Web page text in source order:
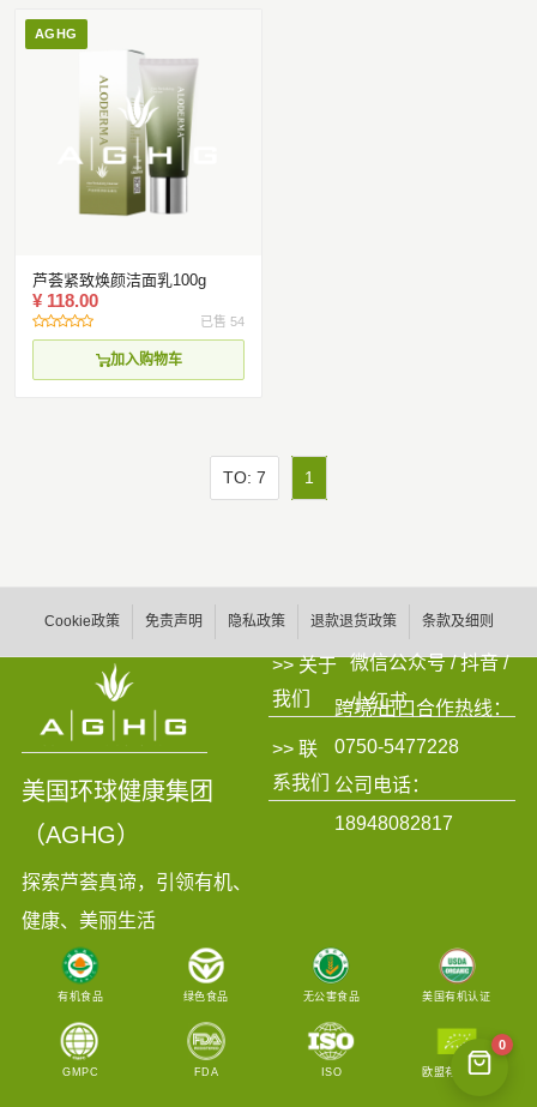
AGHG
芦荟紧致焕颜洁面乳100g
¥ 118.00
已售 54
加入购物车
TO: 7 1
Cookie政策 免责声明 隐私政策 退款退货政策 条款及细则
美国环球健康集团
（AGHG）
探索芦荟真谛，引领有机、
健康、美丽生活
>> 关于
我们
微信公众号 / 抖音 /
小红书
>> 联
系我们
跨境/出口合作热线：
0750-5477228
公司电话：
18948082817
有机食品 绿色食品 无公害食品 美国有机认证
GMPC FDA ISO 欧盟有机认证
0